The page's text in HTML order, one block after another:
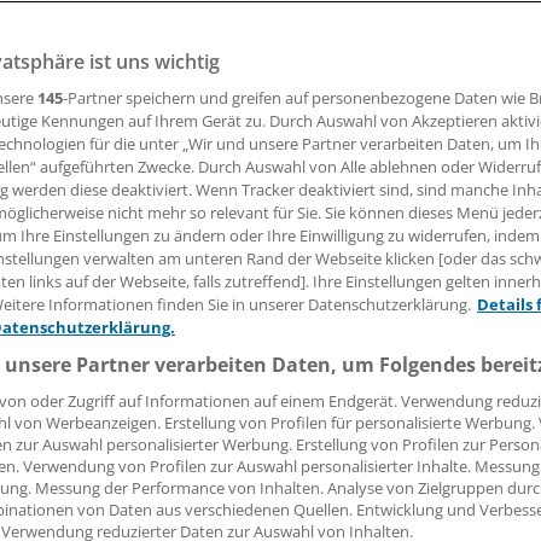
bundesweit einheitlicher geregelt werden
Traditionen unter den Tisch fallen, plädieren
06:33 Uhr
ist uns wichtig
145-Partner speichern und greifen auf personenbezogene Daten wie
Kennungen auf Ihrem Gerät zu. Durch Auswahl von Akzeptieren
für die unter „Wir und unsere Partner verarbeiten Daten, um
aufgeführten Zwecke. Durch Auswahl von Alle ablehnen oder
werden diese deaktiviert. Wenn Tracker deaktiviert sind, sind manche
nicht mehr so relevant für Sie. Sie können dieses Menü
Ihre Einstellungen zu ändern oder Ihre Einwilligung zu widerrufen, indem
verwalten am unteren Rand der Webseite klicken [oder das
links auf der Webseite, falls zutreffend]. Ihre Einstellungen gelten
Informationen finden Sie in unserer Datenschutzerklärung. Details
Partner verarbeiten Daten, um Folgendes
oder Zugriff auf Informationen auf einem Endgerät. Verwendung
von Werbeanzeigen. Erstellung von Profilen für personalisierte
zur Auswahl personalisierter Werbung. Erstellung von Profilen zur
Verwendung von Profilen zur Auswahl personalisierter Inhalte.
Messung der Performance von Inhalten. Analyse von Zielgruppen
von Daten aus verschiedenen Quellen. Entwicklung und
reduzierter Daten zur Auswahl von Inhalten.